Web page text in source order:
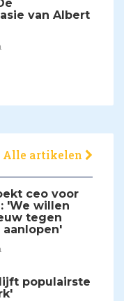
van Albert
Alle artikelen
ceo voor
'We willen
tegen
populairste